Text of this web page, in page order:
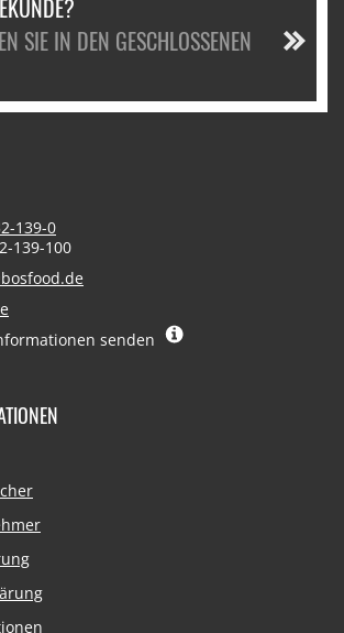
SIE IN DEN GESCHLOSSENEN
139-0
139-100
senden